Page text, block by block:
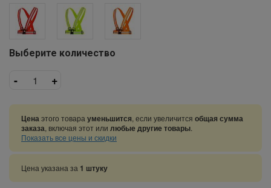
Выберите количество
- +
Ценаэтого товара уменьшится , если увеличится общая сумма
заказа , включая этот или любые другие товары
Показать все цены и скидки
Цена указана за 1 штуку